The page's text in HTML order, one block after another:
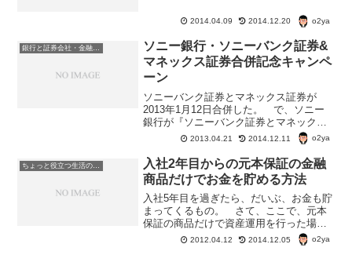
社SBJ銀行（エスビージェーぎんこう、
Shinhan Bank Japan）は、新韓銀行の在
日...
2014.04.09 2014.12.20 o2ya
銀行と証券会社・金融商品
ソニー銀行・ソニーバンク証券&
マネックス証券合併記念キャンペ
ーン
ソニーバンク証券とマネックス証券が
2013年1月12日合併した。 で、ソニー
銀行が『ソニーバンク証券とマネックス
証券との合併を記念して、マネックス証
券との新金融商品仲介 仲介口座開設と
10,000円以上の入金で現金2,000円プレゼ
ント！」...
2013.04.21 2014.12.11 o2ya
入社2年目からの元本保証の金融
商品だけでお金を貯める方法
入社5年目を過ぎたら、だいぶ、お金も貯
まってくるもの。 さて、ここで、元本
保証の商品だけで資産運用を行った場
合、一体どのくらいのお金になるのかっ
て話をひとつ。元本保証の金融商品だけ
2012.04.12 2014.12.05 o2ya